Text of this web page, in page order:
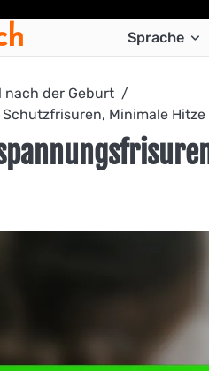
Sprache
nach der Geburt
Minimale Hitze